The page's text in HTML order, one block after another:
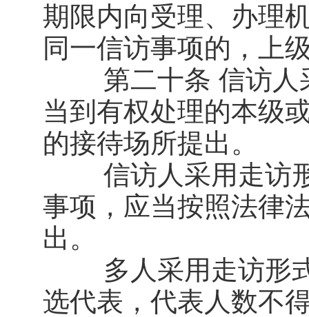
期限内向受理、办理
同一信访事项的，上
第二十条 信访人采
当到有权处理的本级
的接待场所提出。
信访人采用走访形
事项，应当按照法律
出。
多人采用走访形式
选代表，代表人数不